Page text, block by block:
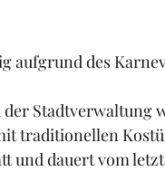
aufgrund des
der Stadtverwaltung
traditionellen
und dauert vom